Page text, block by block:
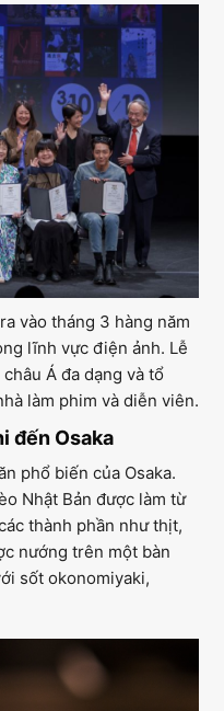
vào tháng 3 hàng năm
lĩnh vực điện ảnh. Lễ
Á đa dạng và tổ
làm phim và diễn viên.
đến Osaka
phổ biến của Osaka.
Nhật Bản được làm từ
thành phần như thịt,
nướng trên một bàn
sốt okonomiyaki,